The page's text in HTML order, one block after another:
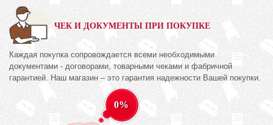
ЧЕК И ДОКУМЕНТЫ ПРИ ПОКУПКЕ
Каждая покупка сопровождается всеми необходимыми
документами - договорами, товарными чеками и фабричной
гарантией. Наш магазин – это гарантия надежности Вашей покупки.
0%